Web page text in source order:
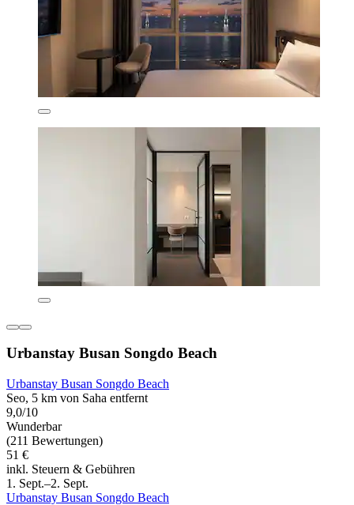
Urbanstay Busan Songdo Beach
Urbanstay Busan Songdo Beach
Seo, 5 km von Saha entfernt
9,0/10
Wunderbar
(211 Bewertungen)
51 €
inkl. Steuern & Gebühren
1. Sept.–2. Sept.
Urbanstay Busan Songdo Beach